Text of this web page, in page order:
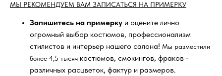
МЫ РЕКОМЕНДУЕМ ВАМ ЗАПИСАТЬСЯ НА ПРИМЕРКУ
Запишитесь на примерку и оцените лично
огромный выбор костюмов, профессионализм
стилистов и интерьер нашего салона! Мы разместили
более 4,5 тысяч костюмов, смокингов, фраков -
различных расцветок, фактур и размеров.